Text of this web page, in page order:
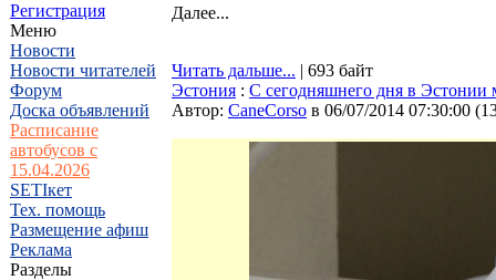
Регистрация
Меню
Новости
Новости читателей
Форум
Доска объявлений
Расписание
автобусов с
15.04.2026
SETIкет
Тех. помощь
Размещение афиш
Реклама
Разделы
Далее...
Читать дальше... | 693 байт
Эстония : С сегодняшнего дня в Эстонии
Автор: CaneCorso в 06/07/2014 07:30:00 (